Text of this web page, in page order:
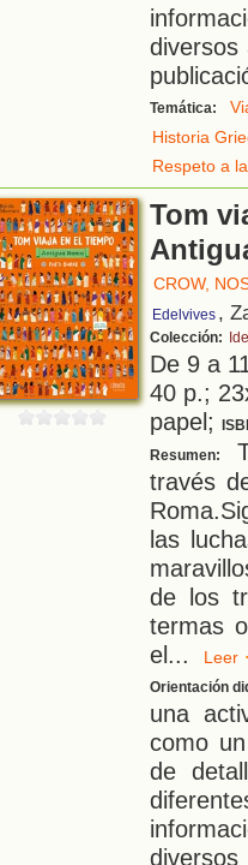
diversos
Temática:
Historia
Respeto a
Tom
CROW,
Edelvives ,
Colección:
De 9 a
40 p.;
papel;
Resumen:
través
las
de los
termas
el...
Orientación
una
como
de